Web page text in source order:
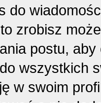
do
zrobisz
postu,
wszystkich
w swoim